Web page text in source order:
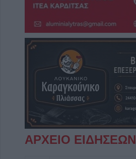
ΑΡΧΕΙΟ ΕΙΔΗΣΕΩΝ